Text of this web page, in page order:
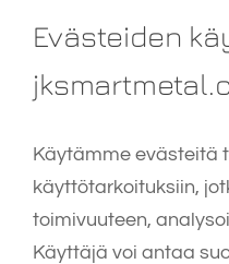
Evästeiden
Käytämme evästeitä
käyttötarkoituksiin,
toimivuuteen,
Käyttäjä voi antaa